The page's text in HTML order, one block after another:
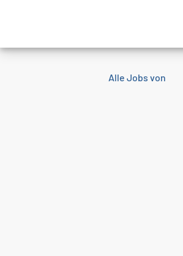
Alle Jobs von